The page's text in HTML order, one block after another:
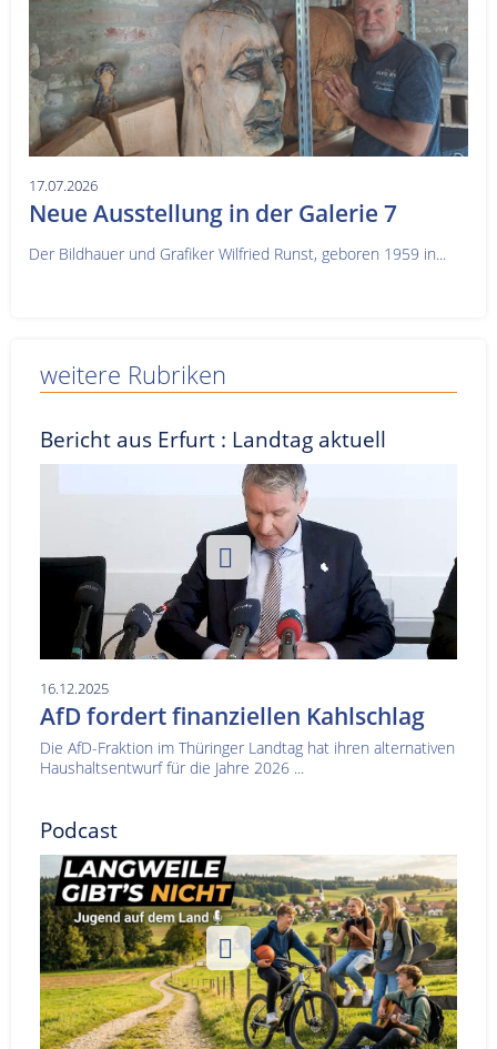
17.07.2026
Neue Ausstellung in der Galerie 7
Der Bildhauer und Grafiker Wilfried Runst, geboren 1959 in...
weitere Rubriken
Bericht aus Erfurt : Landtag aktuell
16.12.2025
AfD fordert finanziellen Kahlschlag
Die AfD-Fraktion im Thüringer Landtag hat ihren alternativen
Haushaltsentwurf für die Jahre 2026 ...
Podcast